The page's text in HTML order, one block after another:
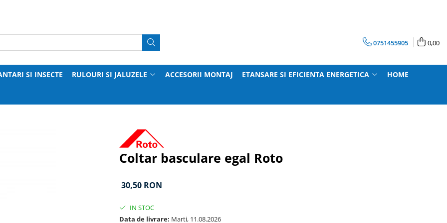
0751455905 0,00
SI INSECTE RULOURI SI JALUZELE ACCESORII MONTAJ ETANSARE SI EFICIENTA ENERGETICA HOME
Coltar basculare egal Roto
30,50 RON
IN STOC
Data de livrare: Marti, 11.08.2026